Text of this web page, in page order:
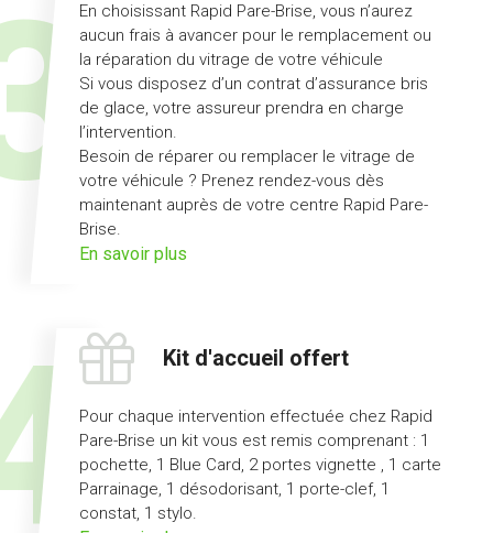
En choisissant Rapid Pare-Brise, vous n’aurez
aucun frais à avancer pour le remplacement ou
la réparation du vitrage de votre véhicule
Si vous disposez d’un contrat d’assurance bris
de glace, votre assureur prendra en charge
l’intervention.
Besoin de réparer ou remplacer le vitrage de
votre véhicule ? Prenez rendez-vous dès
maintenant auprès de votre centre Rapid Pare-
Brise.
En savoir plus
de
Kit d'accueil offert
Pour chaque intervention effectuée chez Rapid
Pare-Brise un kit vous est remis comprenant : 1
pochette, 1 Blue Card, 2 portes vignette , 1 carte
Parrainage, 1 désodorisant, 1 porte-clef, 1
constat, 1 stylo.